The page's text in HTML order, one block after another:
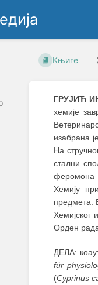
Књиге
ГРУЈИЋ
хемије
изабрана
На
стални
феромона
Хемију
предмета.
Хемијског
Орден
ДЕЛА:
für
(Cyprinus